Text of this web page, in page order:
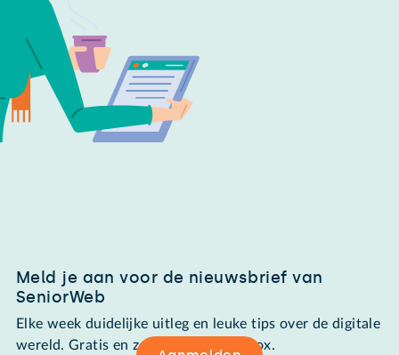
Meld je aan voor de nieuwsbrief van
SeniorWeb
Elke week duidelijke uitleg en leuke tips over de digitale
wereld. Gratis en zomaar in de mailbox.